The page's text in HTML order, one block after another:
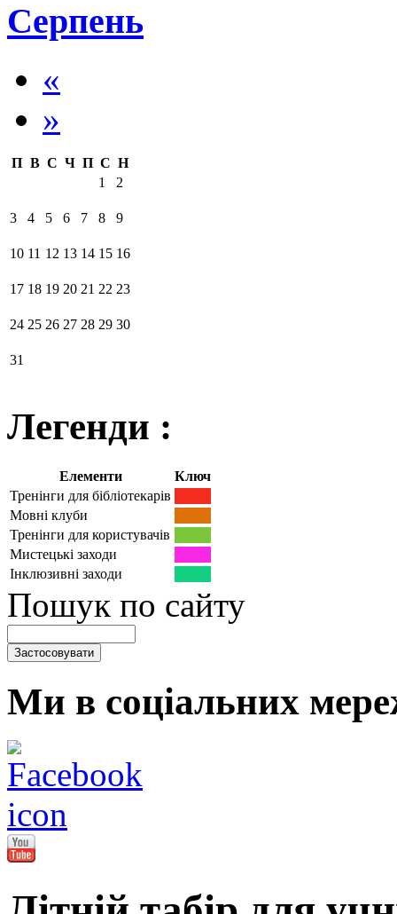
Серпень
«
»
П В С Ч П С Н
1
2
3 4 5 6 7 8 9
10 11 12 13 14 15 16
17 18 19 20 21 22 23
24 25 26 27 28 29 30
31
Легенди :
Елементи
Ключ
Тренінги для бібліотекарів
Мовні клуби
Тренінги для користувачів
Мистецькі заходи
Інклюзивні заходи
Пошук по сайту
Ми в соціальних